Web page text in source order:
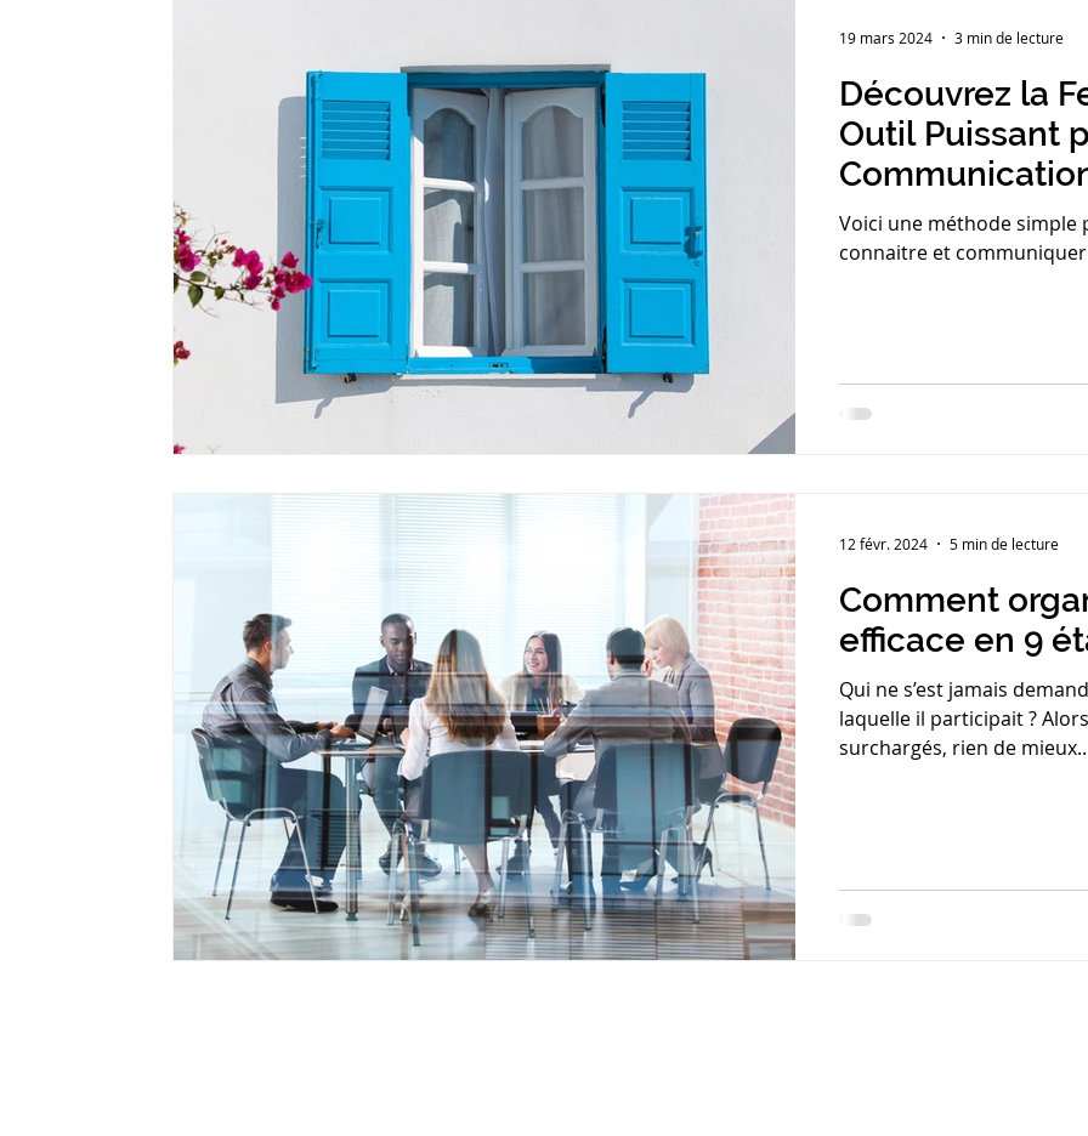
Découvrez la
Outil Puissant
Voici une méthode simple
connaitre et
19 mars 2024 3 min de lecture
Comment
efficace en 9
Qui ne s’est jamais
laquelle il participait ?
surchargés, rien de
12 févr. 2024 5 min de lecture